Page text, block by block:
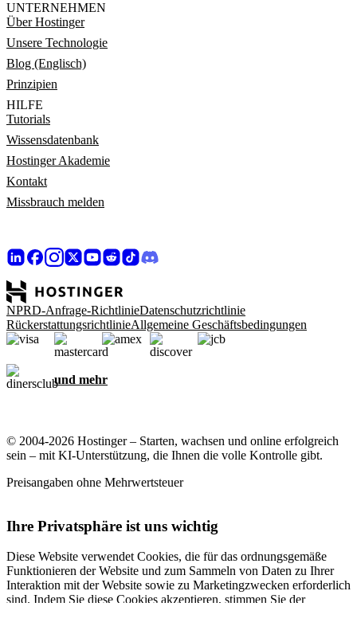
UNTERNEHMEN
Über Hostinger
Unsere Technologie
Blog (Englisch)
Prinzipien
HILFE
Tutorials
Wissensdatenbank
Hostinger Akademie
Kontakt
Missbrauch melden
NPRD-Anfrage-RichtlinieDatenschutzrichtlinie
RückerstattungsrichtlinieAllgemeine Geschäftsbedingungen
und mehr
© 2004-2026 Hostinger – Starten, wachsen und online erfolgreich
sein – mit KI-Unterstützung, die Ihnen die volle Kontrolle gibt.
Preisangaben ohne Mehrwertsteuer
Ihre Privatsphäre ist uns wichtig
Diese Website verwendet Cookies, die für das ordnungsgemäße
Funktionieren der Website und zum Sammeln von Daten zu Ihrer
Interaktion mit der Website sowie zu Marketingzwecken erforderlich
sind. Indem Sie diese Cookies akzeptieren, stimmen Sie der